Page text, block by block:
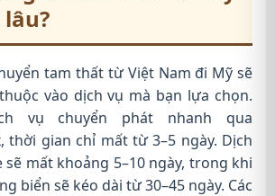
tam thất từ Việt Nam đi Mỹ sẽ
vào dịch vụ mà bạn lựa chọn.
vụ chuyển phát nhanh qua
thời gian chỉ mất từ 3–5 ngày. Dịch
sẽ mất khoảng 5–10 ngày, trong khi
biển sẽ kéo dài từ 30–45 ngày. Các